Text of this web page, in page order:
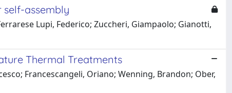
assembly
Lupi, Federico; Zuccheri, Giampaolo; Gianotti,
Thermal Treatments
Francescangeli, Oriano; Wenning, Brandon; Ober,